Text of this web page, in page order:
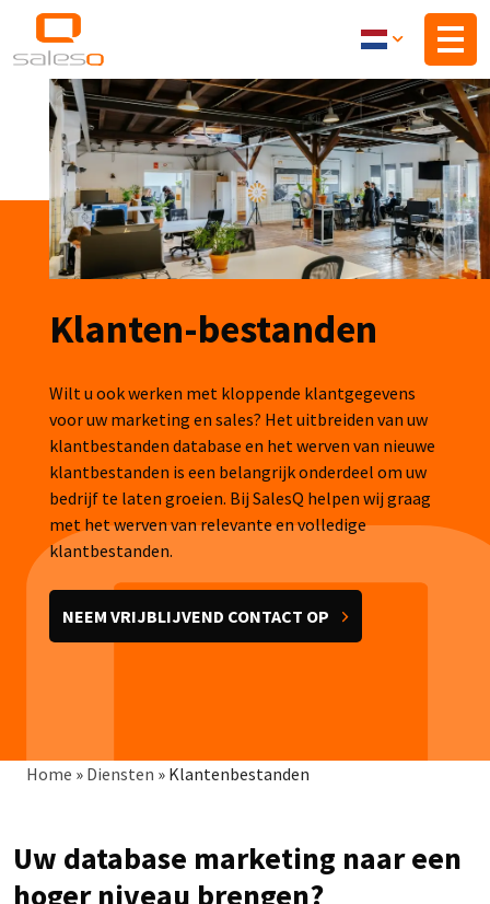
Overslaan
naar
Klanten-bestanden
Wilt u ook werken met kloppende klantgegevens
voor uw marketing en sales? Het uitbreiden van uw
klantbestanden database en het werven van nieuwe
klantbestanden is een belangrijk onderdeel om uw
bedrijf te laten groeien. Bij SalesQ helpen wij graag
met het werven van relevante en volledige
klantbestanden.
NEEM VRIJBLIJVEND CONTACT OP
Kruimelpad
Home » Diensten » Klantenbestanden
Uw database marketing naar een
hoger niveau brengen?